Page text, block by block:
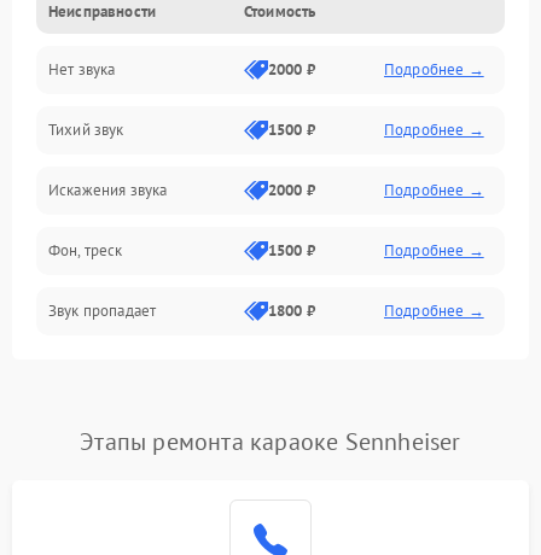
Электроника
Управление
ПО
Неисправности Стоимость
Нет звука 2000 ₽ Подробнее →
Тихий звук 1500 ₽ Подробнее →
Искажения звука 2000 ₽ Подробнее →
Фон, треск 1500 ₽ Подробнее →
Звук пропадает 1800 ₽ Подробнее →
Этапы ремонта караоке Sennheiser